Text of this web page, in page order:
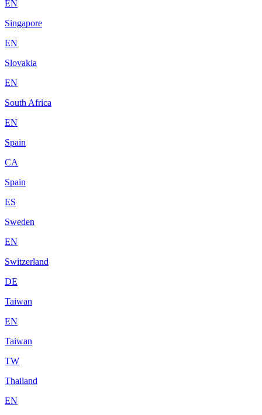
EN
Singapore
EN
Slovakia
EN
South Africa
EN
Spain
CA
Spain
ES
Sweden
EN
Switzerland
DE
Taiwan
EN
Taiwan
TW
Thailand
EN